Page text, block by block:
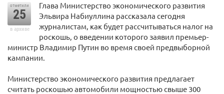
отметили
25
в архиве
Глава Министерство экономического развития
Эльвира Набиуллина рассказала сегодня
журналистам, как будет рассчитываться налог на
роскошь, о введении которого заявил премьер-
министр Владимир Путин во время своей предвыборной
кампании.
Министерство экономического развития предлагает
считать роскошью автомобили мощностью свыше 300